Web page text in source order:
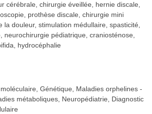
cérébrale, chirurgie éveillée, hernie discale,
prothèse discale, chirurgie mini
la douleur, stimulation médullaire, spasticité,
neurochirurgie pédiatrique, craniosténose,
hydrocéphalie
Génétique, Maladies orphelines -
métaboliques, Neuropédiatrie, Diagnostic